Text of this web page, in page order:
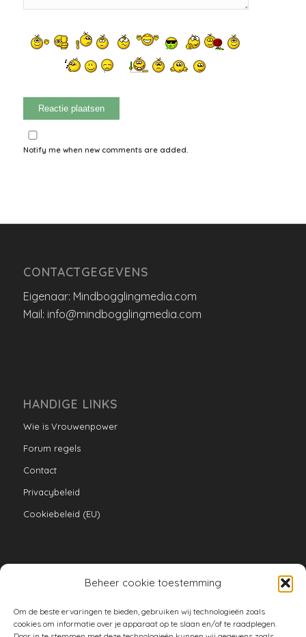
Beheer cookie toestemming
Om de beste ervaringen te bieden, gebruiken wij technologieën zoals
cookies om informatie over je apparaat op te slaan en/of te raadplegen.
Notify me when new comments are added.
CONTACTGEGEVENS
Eigenaar: Mindbogglingmedia.com
Mail: info@mindbogglingmedia.com
HANDIGE LINKS
Wie is Vrouwenpower
Forum regels
Contact
Privacybeleid
Cookiebeleid (EU)
armoe keuken